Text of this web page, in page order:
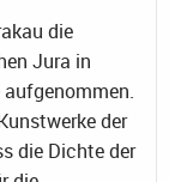
die
Jura in
der
die Dichte der